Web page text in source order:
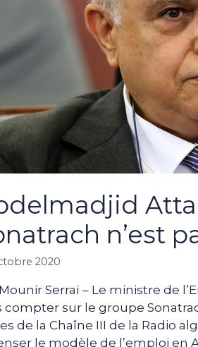
n’est
2020
Serraï – Le ministre de
compter sur le groupe
de la Chaîne III de la Radio
le modèle de l’emploi en